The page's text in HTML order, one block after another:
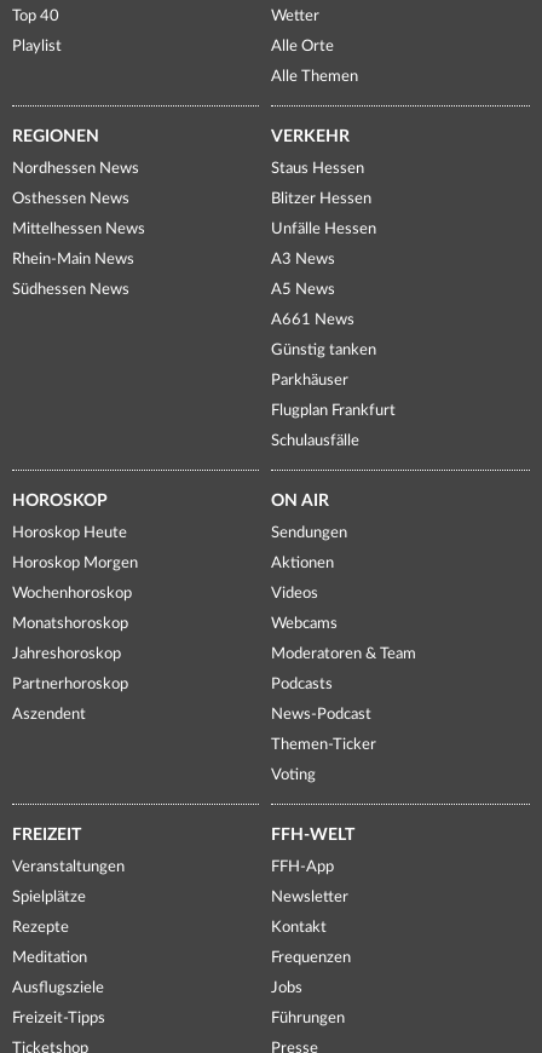
Top 40
Playlist
Wetter
Alle Orte
Alle Themen
REGIONEN
Nordhessen News
Osthessen News
Mittelhessen News
Rhein-Main News
Südhessen News
VERKEHR
Staus Hessen
Blitzer Hessen
Unfälle Hessen
A3 News
A5 News
A661 News
Günstig tanken
Parkhäuser
Flugplan Frankfurt
Schulausfälle
HOROSKOP
Horoskop Heute
Horoskop Morgen
Wochenhoroskop
Monatshoroskop
Jahreshoroskop
Partnerhoroskop
Aszendent
ON AIR
Sendungen
Aktionen
Videos
Webcams
Moderatoren & Team
Podcasts
News-Podcast
Themen-Ticker
Voting
FREIZEIT
Veranstaltungen
Spielplätze
Rezepte
Meditation
Ausflugsziele
Freizeit-Tipps
Ticketshop
FFH-WELT
FFH-App
Newsletter
Kontakt
Frequenzen
Jobs
Führungen
Presse